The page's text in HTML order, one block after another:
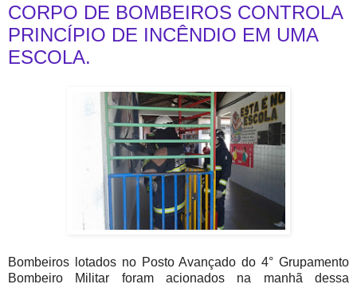
CORPO DE BOMBEIROS CONTROLA
PRINCÍPIO DE INCÊNDIO EM UMA
ESCOLA.
Bombeiros lotados no Posto Avançado do 4° Grupamento
Bombeiro Militar foram acionados na manhã dessa